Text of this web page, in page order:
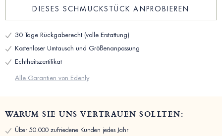
DIESES SCHMUCKSTÜCK ANPROBIEREN
30 Tage Rückgaberecht (volle Erstattung)
Kostenloser Umtausch und Größenanpassung
Echtheitszertifikat
Alle Garantien von Edenly
WARUM SIE UNS VERTRAUEN SOLLTEN:
Über 50.000 zufriedene Kunden jedes Jahr